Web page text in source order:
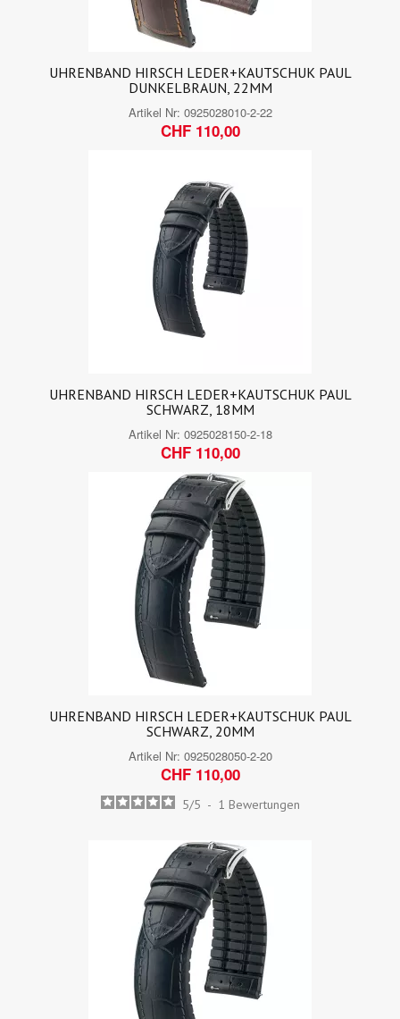
UHRENBAND HIRSCH LEDER+KAUTSCHUK PAUL
DUNKELBRAUN, 22MM
Artikel Nr: 0925028010-2-22
CHF 110,00
UHRENBAND HIRSCH LEDER+KAUTSCHUK PAUL
SCHWARZ, 18MM
Artikel Nr: 0925028150-2-18
CHF 110,00
UHRENBAND HIRSCH LEDER+KAUTSCHUK PAUL
SCHWARZ, 20MM
Artikel Nr: 0925028050-2-20
CHF 110,00
5/5 - 1 Bewertungen